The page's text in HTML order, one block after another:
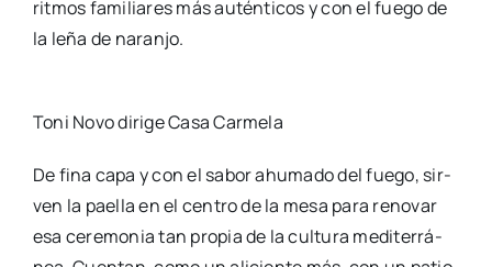
rit­mos fami­lia­res más autén­ti­cos y con el fue­go de
la leña de naran­jo.
Toni Novo diri­ge Casa Car­me­la
De fina capa y con el sabor ahu­ma­do del fue­go, sir­
ven la pae­lla en el cen­tro de la mesa para reno­var
esa cere­mo­nia tan pro­pia de la cul­tu­ra medi­te­rrá­